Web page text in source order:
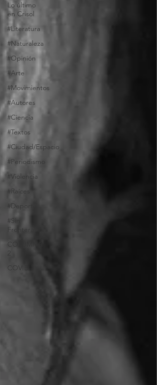
Lo último
en Crisol
#Literatura
#Naturaleza
#Opinión
#Arte
#Movimientos
#Autores
#Ciencia
#Textos
#Ciudad/Espacio
#Periodismo
#Violencia
#Raíces
#Deporte
#Sin
Frontera
2
COVID